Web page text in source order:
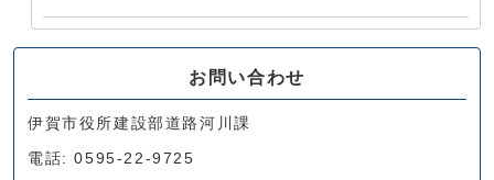
お問い合わせ
伊賀市役所建設部道路河川課
電話: 0595-22-9725